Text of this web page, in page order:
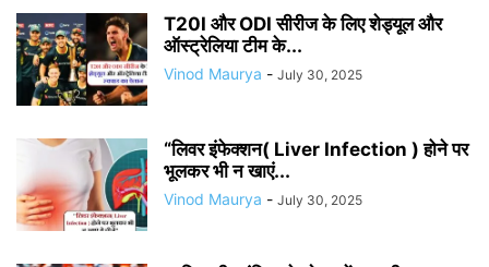
T20I और ODI सीरीज के लिए शेड्यूल और
ऑस्ट्रेलिया टीम के...
Vinod Maurya - July 30, 2025
“लिवर इंफेक्शन( Liver Infection ) होने पर
भूलकर भी न खाएं...
Vinod Maurya - July 30, 2025